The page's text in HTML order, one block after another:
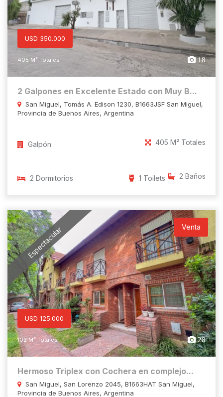
USD 350.000
405 M² Totales 18
2 Galpones en Excelente Estado con Muy B...
San Miguel, Tomás A. Edison 1230, B1663JSF San Miguel,
Provincia de Buenos Aires, Argentina
Galpón 405 M² Totales
2 Dormitorios 2 Baños
1 Toilets
Espectacular Venta
USD 125.000
102 M² Totales 28
Hermoso Triplex con Cochera en complejo...
San Miguel, San Lorenzo 2045, B1663HAT San Miguel,
Provincia de Buenos Aires, Argentina